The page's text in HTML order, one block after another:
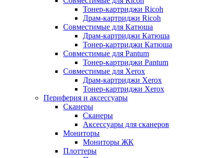
Тонер-картриджи Ricoh
Драм-картриджи Ricoh
Совместимые для Катюша
Драм-картриджи Катюша
Тонер-картриджи Катюша
Совместимые для Pantum
Тонер-картриджи Pantum
Совместимые для Xerox
Драм-картриджи Xerox
Тонер-картриджи Xerox
Периферия и аксессуары
Сканеры
Сканеры
Аксессуары для сканеров
Мониторы
Мониторы ЖК
Плоттеры